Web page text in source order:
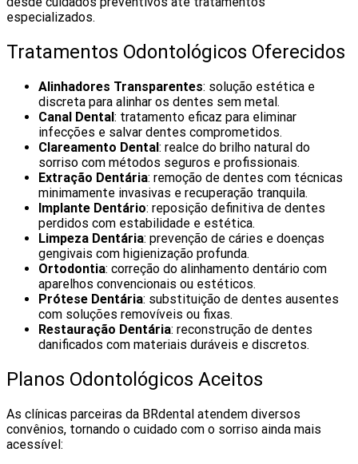
especializados.
Tratamentos Odontológicos Oferecidos
Alinhadores Transparentes: solução estética e
discreta para alinhar os dentes sem metal.
Canal Dental : tratamento eficaz para eliminar
infecções e salvar dentes comprometidos.
Clareamento Dental : realce do brilho natural do
sorriso com métodos seguros e profissionais.
Extração Dentária: remoção de dentes com técnicas
minimamente invasivas e recuperação tranquila.
Implante Dentário: reposição definitiva de dentes
perdidos com estabilidade e estética.
Limpeza Dentária: prevenção de cáries e doenças
gengivais com higienização profunda.
Ortodontia: correção do alinhamento dentário com
aparelhos convencionais ou estéticos.
Prótese Dentária: substituição de dentes ausentes
com soluções removíveis ou fixas.
Restauração Dentária: reconstrução de dentes
danificados com materiais duráveis e discretos.
Planos Odontológicos Aceitos
As clínicas parceiras da BRdental atendem diversos
convênios, tornando o cuidado com o sorriso ainda mais
acessível: